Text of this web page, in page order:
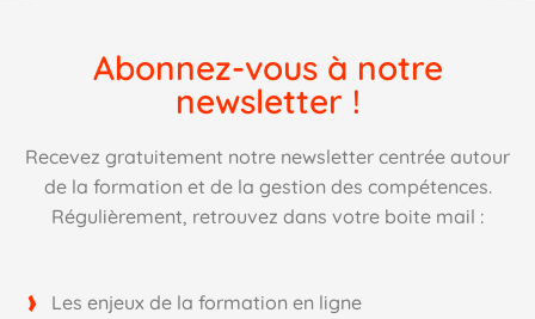
Abonnez-vous à notre
newsletter !​
Recevez gratuitement notre newsletter centrée autour
de la formation et de la gestion des compétences.
Régulièrement, retrouvez dans votre boite mail :
Les enjeux de la formation en ligne